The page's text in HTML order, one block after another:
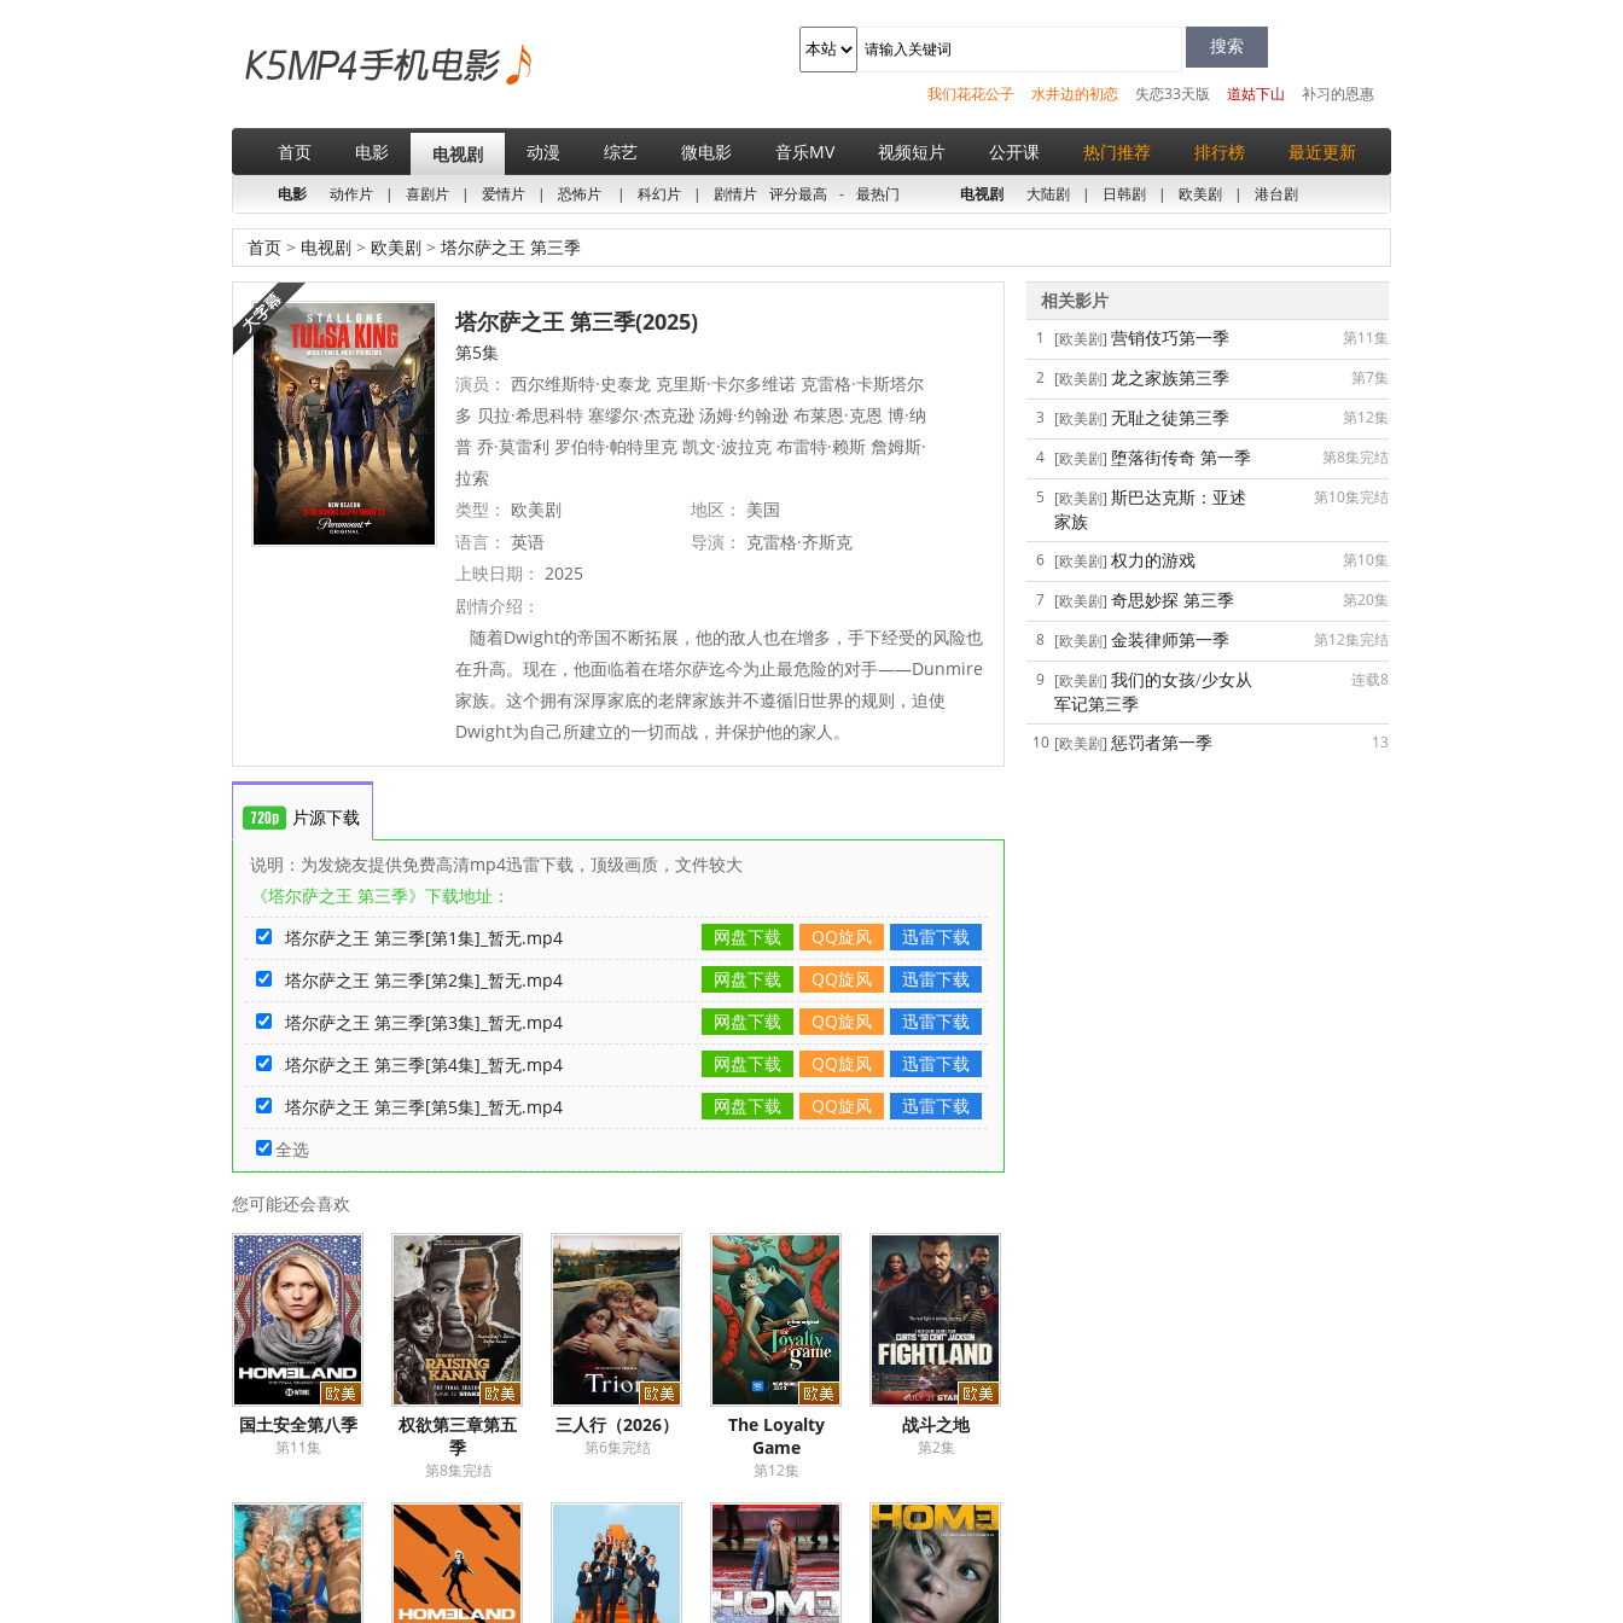
补习的恩惠
道姑下山
失恋33天版
水井边的初恋
我们花花公子
首页 电影 电视剧 动漫 综艺 微电影 音乐MV 视频短片 公开课 热门推荐 排行榜 最近更新
电影 动作片 | 喜剧片 | 爱情片 | 恐怖片 | 科幻片 | 剧情片 评分最高 - 最热门 电视剧 大陆剧 | 日韩剧 | 欧美剧 | 港台剧
首页 > 电视剧 > 欧美剧 > 塔尔萨之王 第三季
塔尔萨之王 第三季(2025)
第5集
演员： 西尔维斯特·史泰龙 克里斯·卡尔多维诺 克雷格·卡斯塔尔
多 贝拉·希思科特 塞缪尔·杰克逊 汤姆·约翰逊 布莱恩·克恩 博·纳
普 乔·莫雷利 罗伯特·帕特里克 凯文·波拉克 布雷特·赖斯 詹姆斯·
拉索
类型： 欧美剧 地区： 美国
语言： 英语 导演： 克雷格·齐斯克
上映日期： 2025
剧情介绍：
随着Dwight的帝国不断拓展，他的敌人也在增多，手下经受的风险也
在升高。现在，他面临着在塔尔萨迄今为止最危险的对手——Dunmire
家族。这个拥有深厚家底的老牌家族并不遵循旧世界的规则，迫使
Dwight为自己所建立的一切而战，并保护他的家人。
片源下载
说明：为发烧友提供免费高清mp4迅雷下载，顶级画质，文件较大
《塔尔萨之王 第三季》下载地址：
塔尔萨之王 第三季[第1集]_暂无.mp4
迅雷下载
QQ旋风
网盘下载
塔尔萨之王 第三季[第2集]_暂无.mp4
迅雷下载
QQ旋风
网盘下载
塔尔萨之王 第三季[第3集]_暂无.mp4
迅雷下载
QQ旋风
网盘下载
塔尔萨之王 第三季[第4集]_暂无.mp4
迅雷下载
QQ旋风
网盘下载
塔尔萨之王 第三季[第5集]_暂无.mp4
迅雷下载
QQ旋风
网盘下载
全选
您可能还会喜欢
国土安全第八季
第11集
权欲第三章第五
季
第8集完结
三人行（2026）
第6集完结
The Loyalty
Game
第12集
战斗之地
第2集
相关影片
1 [欧美剧] 营销伎巧第一季
第11集
2 [欧美剧] 龙之家族第三季
第7集
3 [欧美剧] 无耻之徒第三季
第12集
4 [欧美剧] 堕落街传奇 第一季
第8集完结
5 [欧美剧] 斯巴达克斯：亚述
家族
第10集完结
6 [欧美剧] 权力的游戏
第10集
7 [欧美剧] 奇思妙探 第三季
第20集
8 [欧美剧] 金装律师第一季
第12集完结
9 [欧美剧] 我们的女孩/少女从
军记第三季
连载8
10 [欧美剧] 惩罚者第一季 13